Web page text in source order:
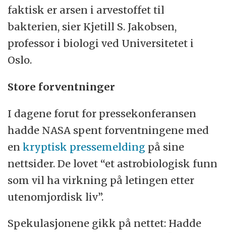
faktisk er arsen i arvestoffet til
bakterien, sier Kjetill S. Jakobsen,
professor i biologi ved Universitetet i
Oslo.
Store forventninger
I dagene forut for pressekonferansen
hadde NASA spent forventningene med
enkryptisk pressemelding på sine
nettsider. De lovet “et astrobiologisk funn
som vil ha virkning på letingen etter
utenomjordisk liv”.
Spekulasjonene gikk på nettet: Hadde